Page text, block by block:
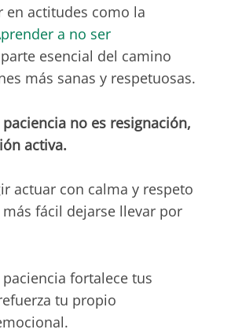
en actitudes como la
a no ser
esencial del camino
más sanas y respetuosas.
no es resignación,
activa.
actuar con calma y respeto
fácil dejarse llevar por
paciencia fortalece tus
tu propio